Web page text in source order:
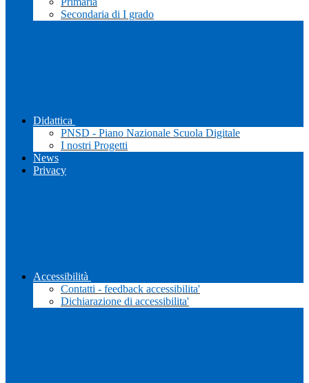
Secondaria di I grado
Didattica
PNSD - Piano Nazionale Scuola Digitale
I nostri Progetti
News
Privacy
Accessibilità
Contatti - feedback accessibilita'
Dichiarazione di accessibilita'